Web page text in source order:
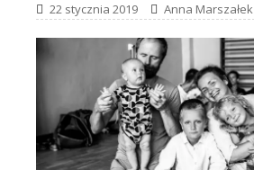
22 stycznia 2019 Anna Marszałek